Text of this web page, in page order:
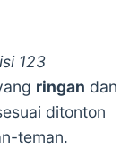
123
ringan dan
ditonton
teman.